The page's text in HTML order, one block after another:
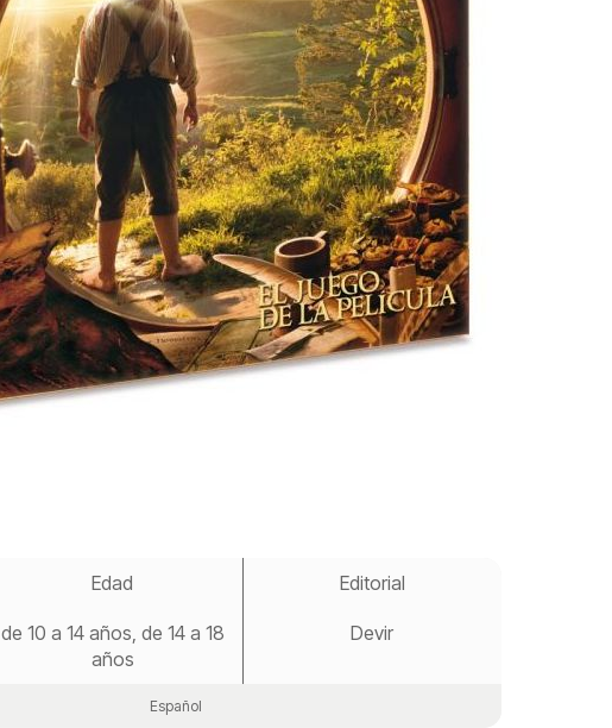
Edad
de 10 a 14 años, de 14 a 18
años
Editorial
Devir
Español